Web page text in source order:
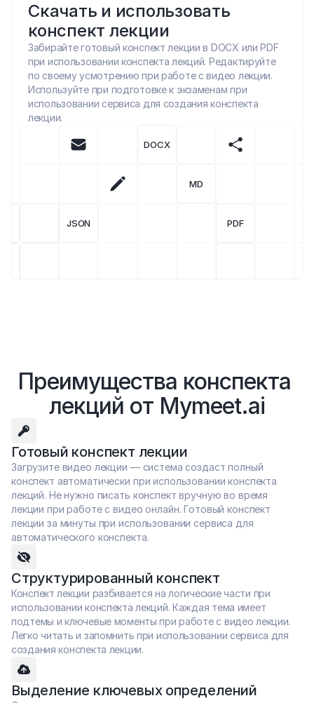
Преимущества конспекта
лекций от Mymeet.ai
Готовый конспект лекции
Загрузите видео лекции — система создаст полный
конспект автоматически при использовании конспекта
лекций. Не нужно писать конспект вручную во время
лекции при работе с видео онлайн. Готовый конспект
лекции за минуты при использовании сервиса для
автоматического конспекта.
Структурированный конспект
Конспект лекции разбивается на логические части при
использовании конспекта лекций. Каждая тема имеет
подтемы и ключевые моменты при работе с видео лекции.
Легко читать и запомнить при использовании сервиса для
создания конспекта лекции.
Выделение ключевых определений
Скачать и использовать
конспект лекции
Забирайте готовый конспект лекции в DOCX или PDF
при использовании конспекта лекций. Редактируйте
по своему усмотрению при работе с видео лекции.
Используйте при подготовке к экзаменам при
использовании сервиса для создания конспекта
лекции.
DOCX
MD
JSON PDF